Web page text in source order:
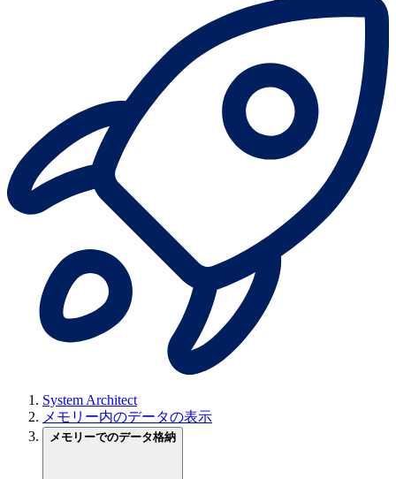
System Architect
メモリー内のデータの表示
メモリーでのデータ格納